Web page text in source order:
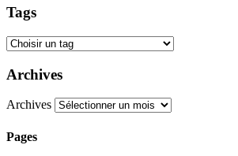
Tags
Archives
Archives
Pages